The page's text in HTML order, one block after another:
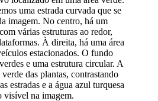
uma estrada curvada que se
imagem. No centro, há um
várias estruturas ao redor,
À direita, há uma área
estacionados. O fundo
e uma estrutura circular. A
das plantas, contrastando
estradas e a água azul turquesa
visível na imagem.